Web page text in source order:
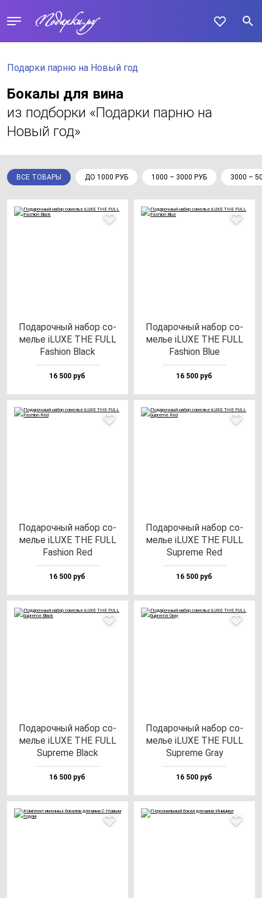
Подарки парню на Новый год
Бокалы для вина
из подборки «Подарки парню на
Новый год»
ВСЕ ТОВАРЫ ДО 1000 РУБ 1000 – 3000 РУБ 3000 –
Пода­роч­ный на­бор со­
мелье iLUXE THE FULL
Fas­hi­on Black
16 500 руб
Пода­роч­ный на­бор со­
мелье iLUXE THE FULL
Fas­hi­on Blue
16 500 руб
Пода­роч­ный на­бор со­
мелье iLUXE THE FULL
Fas­hi­on Red
16 500 руб
Пода­роч­ный на­бор со­
мелье iLUXE THE FULL
Sup­re­me Red
16 500 руб
Пода­роч­ный на­бор со­
мелье iLUXE THE FULL
Sup­re­me Black
16 500 руб
Пода­роч­ный на­бор со­
мелье iLUXE THE FULL
Sup­re­me Gray
16 500 руб